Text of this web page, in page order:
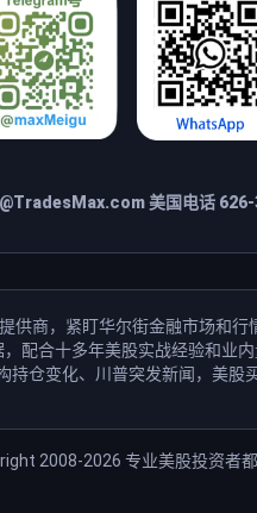
美国电话
供商，紧盯华尔街金融市场和
配合十多年美股实战经验和业
仓变化、川普突发新闻，美股
2008-2026 专业美股投资者